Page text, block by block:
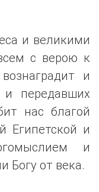
и великими
с верою к
и
передавших
нас благой
Египетской и
и
Богу от века.